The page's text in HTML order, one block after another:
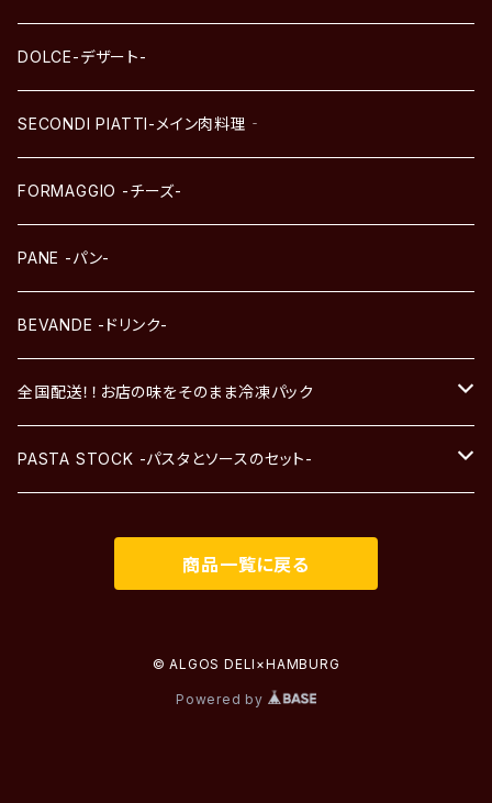
DOLCE-デザート-
SECONDI PIATTI-メイン肉料理‐
FORMAGGIO -チーズ-
PANE -パン-
BEVANDE -ドリンク-
全国配送！！お店の味をそのまま冷凍パック
パスタソース
PASTA STOCK -パスタとソースのセット-
-自家製ソースと生パスタ-
商品一覧に戻る
© ALGOS DELI×HAMBURG
Powered by